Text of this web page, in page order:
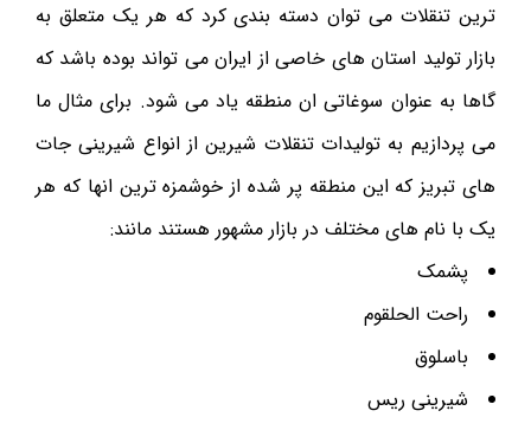
ترین تنقلات می توان دسته بندی کرد که هر یک متعلق به
بازار تولید استان های خاصی از ایران می تواند بوده باشد که
گاها به عنوان سوغاتی ان منطقه یاد می شود. برای مثال ما
می پردازیم به تولیدات تنقلات شیرین از انواع شیرینی جات
های تبریز که این منطقه پر شده از خوشمزه ترین انها که هر
یک با نام های مختلف در بازار مشهور هستند مانند:
پشمک
راحت الحلقوم
باسلوق
شیرینی ریس